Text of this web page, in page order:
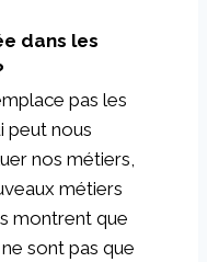
dans les
pas les
peut nous
nos métiers,
métiers
montrent que
sont pas que